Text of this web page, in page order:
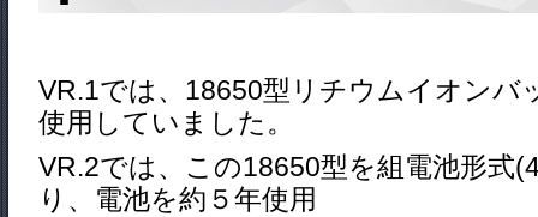
VR.1では、18650型リチウムイオンバ
使用していました。
VR.2では、この18650型を組電池形式
り、電池を約５年使用